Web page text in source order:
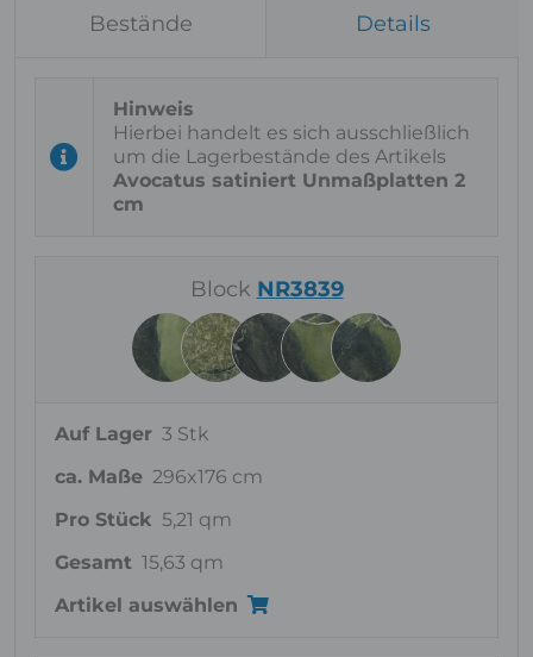
Bestände Details
Hierbei handelt es sich ausschließlich
um die Lagerbestände des Artikels
Avocatus satiniert Unmaßplatten 2
cm
Block NR3839
Auf Lager 3 Stk
ca. Maße 296x176 cm
Pro Stück 5,21 qm
Gesamt 15,63 qm
Artikel auswählen